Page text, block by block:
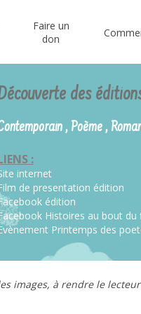
Faire un
don
des
, Poème ,
:
internet
de presentation édition
édition
Histoires au bout du
Printemps des
images, à rendre le